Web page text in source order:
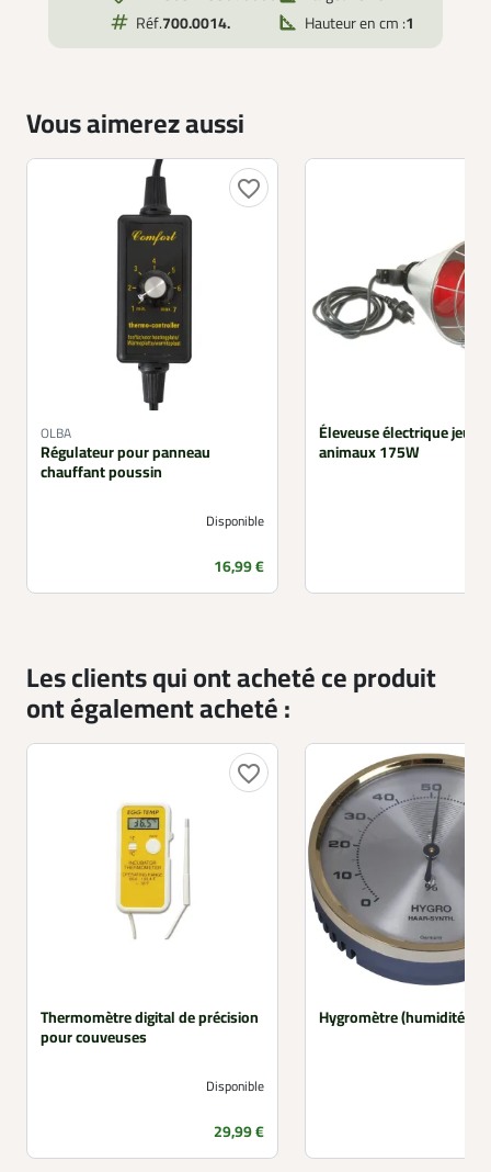
Réf.700.0014.
Hauteur en cm :1
Vous aimerez aussi
favorite_border
OLBA
Régulateur pour panneau
chauffant poussin
Disponible
Prix
16,99 €
Éleveuse électrique
animaux 175W
Les clients qui ont acheté ce produit
ont également acheté :
favorite_border
Thermomètre digital de précision
pour couveuses
Disponible
Prix
29,99 €
Hygromètre (humidité) à